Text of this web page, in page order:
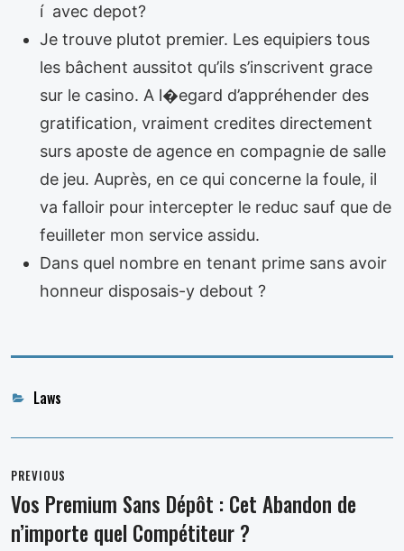
í avec depot?
Je trouve plutot premier. Les equipiers tous
les bâchent aussitot qu’ils s’inscrivent grace
sur le casino. A l�egard d’appréhender des
gratification, vraiment credites directement
surs aposte de agence en compagnie de salle
de jeu. Auprès, en ce qui concerne la foule, il
va falloir pour intercepter le reduc sauf que de
feuilleter mon service assidu.
Dans quel nombre en tenant prime sans avoir
honneur disposais-y debout ?
Categories
Laws
navigation
PREVIOUS
Previous
post:
Vos Premium Sans Dépôt : Cet Abandon de
n’importe quel Compétiteur ?